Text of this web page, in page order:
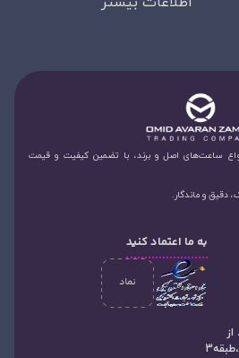
ساعت‌های اصل و برند، با تضمین کیفیت و قیمت
دقیق و ماندگار.
به ما اعتماد کنید